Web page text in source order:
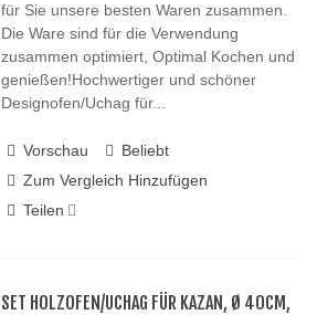
für Sie unsere besten Waren zusammen.
Die Ware sind für die Verwendung
zusammen optimiert, Optimal Kochen und
genießen!Hochwertiger und schöner
Designofen/Uchag für...
Vorschau
Beliebt
Zum Vergleich Hinzufügen
Teilen
SET HOLZOFEN/UCHAG FÜR KAZAN, Ø 40CM,